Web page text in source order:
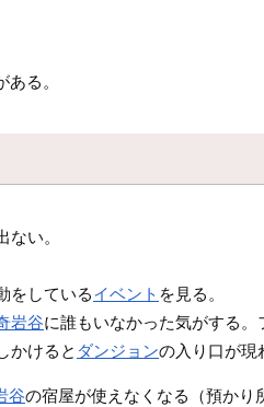
る。
い。
をしているイベント を見る。
岩谷に誰もいなかった気がする
かけると ダンジョンの入り口が現
谷の宿屋が使えなくなる（預かり